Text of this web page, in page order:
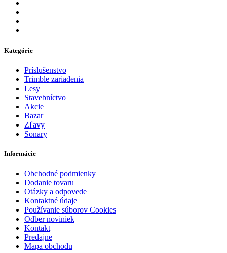
Kategórie
Príslušenstvo
Trimble zariadenia
Lesy
Stavebníctvo
Akcie
Bazar
Zľavy
Sonary
Informácie
Obchodné podmienky
Dodanie tovaru
Otázky a odpovede
Kontaktné údaje
Používanie súborov Cookies
Odber noviniek
Kontakt
Predajne
Mapa obchodu